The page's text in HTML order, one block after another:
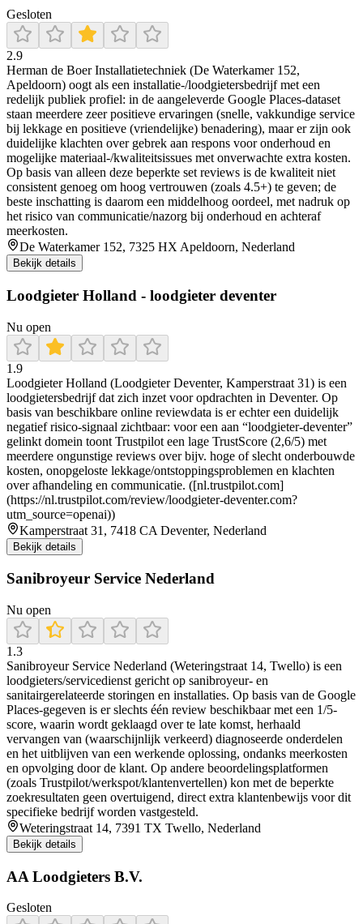
Gesloten
2.9
Herman de Boer Installatietechniek (De Waterkamer 152,
Apeldoorn) oogt als een installatie-/loodgietersbedrijf met een
redelijk publiek profiel: in de aangeleverde Google Places-dataset
staan meerdere zeer positieve ervaringen (snelle, vakkundige service
bij lekkage en positieve (vriendelijke) benadering), maar er zijn ook
duidelijke klachten over gebrek aan respons voor onderhoud en
mogelijke materiaal-/kwaliteitsissues met onverwachte extra kosten.
Op basis van alleen deze beperkte set reviews is de kwaliteit niet
consistent genoeg om hoog vertrouwen (zoals 4.5+) te geven; de
beste inschatting is daarom een middelhoog oordeel, met nadruk op
het risico van communicatie/nazorg bij onderhoud en achteraf
meerkosten.
De Waterkamer 152, 7325 HX Apeldoorn, Nederland
Bekijk details
Loodgieter Holland - loodgieter deventer
Nu open
1.9
Loodgieter Holland (Loodgieter Deventer, Kamperstraat 31) is een
loodgietersbedrijf dat zich inzet voor opdrachten in Deventer. Op
basis van beschikbare online reviewdata is er echter een duidelijk
negatief risico-signaal zichtbaar: voor een aan “loodgieter-deventer”
gelinkt domein toont Trustpilot een lage TrustScore (2,6/5) met
meerdere ongunstige reviews over bijv. hoge of slecht onderbouwde
kosten, onopgeloste lekkage/ontstoppingsproblemen en klachten
over afhandeling en communicatie. ([nl.trustpilot.com]
(https://nl.trustpilot.com/review/loodgieter-deventer.com?
utm_source=openai))
Kamperstraat 31, 7418 CA Deventer, Nederland
Bekijk details
Sanibroyeur Service Nederland
Nu open
1.3
Sanibroyeur Service Nederland (Weteringstraat 14, Twello) is een
loodgieters/servicedienst gericht op sanibroyeur- en
sanitairgerelateerde storingen en installaties. Op basis van de Google
Places-gegeven is er slechts één review beschikbaar met een 1/5-
score, waarin wordt geklaagd over te late komst, herhaald
vervangen van (waarschijnlijk verkeerd) diagnoseerde onderdelen
en het uitblijven van een werkende oplossing, ondanks meerkosten
en opvolging door de klant. Op andere beoordelingsplatformen
(zoals Trustpilot/werkspot/klantenvertellen) kon met de beperkte
zoekresultaten geen overtuigend, direct extra klantenbewijs voor dit
specifieke bedrijf worden vastgesteld.
Weteringstraat 14, 7391 TX Twello, Nederland
Bekijk details
AA Loodgieters B.V.
Gesloten